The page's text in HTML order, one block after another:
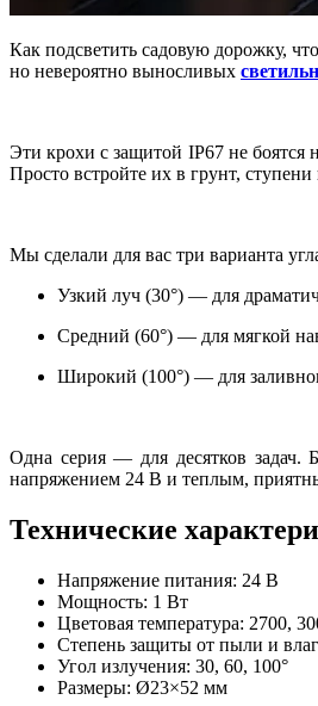
Как подсветить садовую дорожку,
но невероятно выносливых
Эти крохи с защитой IP67 не
Просто встройте их в грунт,
Мы сделали для вас три варианта
Узкий луч (30°) — для
Средний (60°) — для мягкой
Широкий (100°) — для
Одна серия — для десятков задач.
напряжением 24 В и теплым,
Технические
Напряжение питания: 24 В
Мощность: 1 Вт
Цветовая температура: 2700,
Степень защиты от пыли и
Угол излучения: 30, 60, 100°
Размеры: Ø23×52 мм